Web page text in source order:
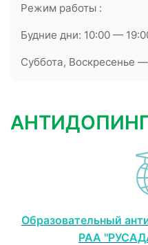
Режим работы :
Будние дни: 10:00 —
Суббота, Воскресенье
Образовательный
РАА